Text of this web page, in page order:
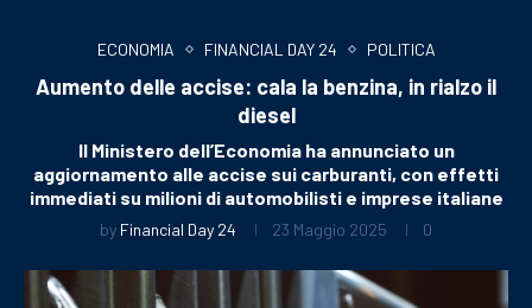
ECONOMIA FINANCIAL DAY 24 POLITICA
Aumento delle accise: cala la benzina, in rialzo il
diesel
Il Ministero dell’Economia ha annunciato un
aggiornamento alle accise sui carburanti, con effetti
immediati su milioni di automobilisti e imprese italiane
by Financial Day 24 23 Maggio 2025 0